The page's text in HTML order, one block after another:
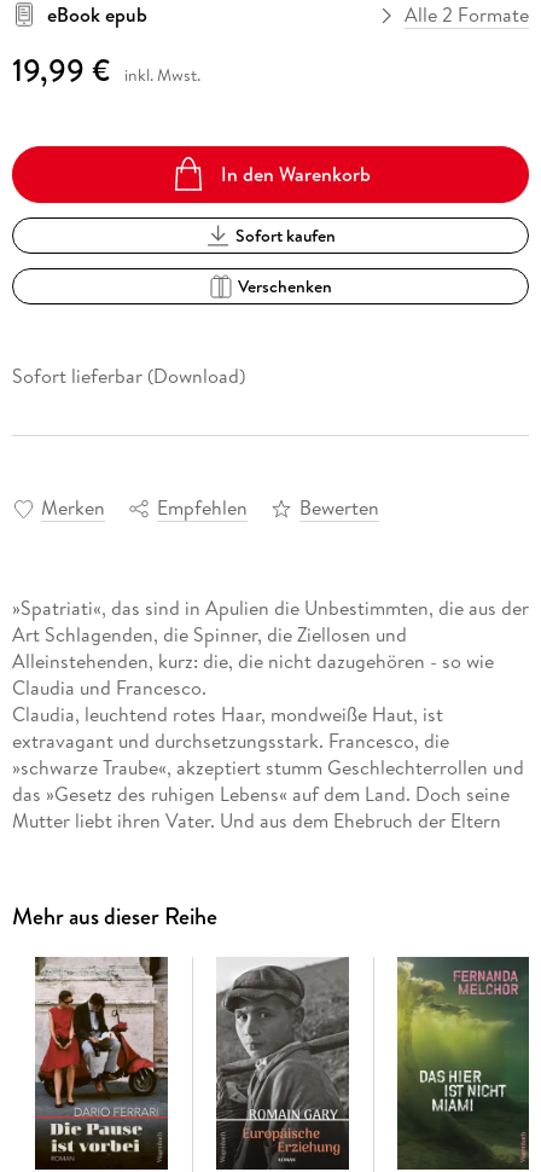
eBook epub
Alle 2 Formate
19,99 € inkl. Mwst.
In den Warenkorb
Sofort kaufen
Verschenken
Sofort lieferbar (Download)
Merken Empfehlen Bewerten
»Spatriati«, das sind in Apulien die Unbestimmten, die aus der
Art Schlagenden, die Spinner, die Ziellosen und
Alleinstehenden, kurz: die, die nicht dazugehören - so wie
Claudia und Francesco.
Claudia, leuchtend rotes Haar, mondweiße Haut, ist
extravagant und durchsetzungsstark. Francesco, die
»schwarze Traube«, akzeptiert stumm Geschlechterrollen und
das »Gesetz des ruhigen Lebens« auf dem Land. Doch seine
Mutter liebt ihren Vater. Und aus dem Ehebruch der Eltern
falschen Männer gerät. Ihr lässt die Provinz keine Luft zum
Atmen. Er ist den Traditionen Apuliens eng verbunden und
kann dort doch nicht er selbst sein. Francesco folgt Claudia
nach Berlin, wo ihn grenzenlose, auch sexuelle Freiheit
erwartet - und neue Fremdheit.
Tastend erzählt Mario Desiati von einer Herkunft, die einen
nicht ohne Kratzer loslässt. Ein warmer, zarter Roman über
den Schmerz der Selbstbefreiung und den späten Mut, es
anders zu machen.
Mehr aus dieser Reihe